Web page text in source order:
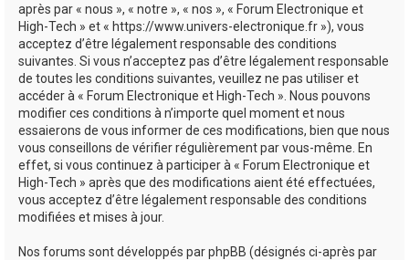
après par « nous », « notre », « nos », « Forum Electronique et
High-Tech » et « https://www.univers-electronique.fr »), vous
acceptez d’être légalement responsable des conditions
suivantes. Si vous n’acceptez pas d’être légalement responsable
de toutes les conditions suivantes, veuillez ne pas utiliser et
accéder à « Forum Electronique et High-Tech ». Nous pouvons
modifier ces conditions à n’importe quel moment et nous
essaierons de vous informer de ces modifications, bien que nous
vous conseillons de vérifier régulièrement par vous-même. En
effet, si vous continuez à participer à « Forum Electronique et
High-Tech » après que des modifications aient été effectuées,
vous acceptez d’être légalement responsable des conditions
modifiées et mises à jour.
Nos forums sont développés par phpBB (désignés ci-après par